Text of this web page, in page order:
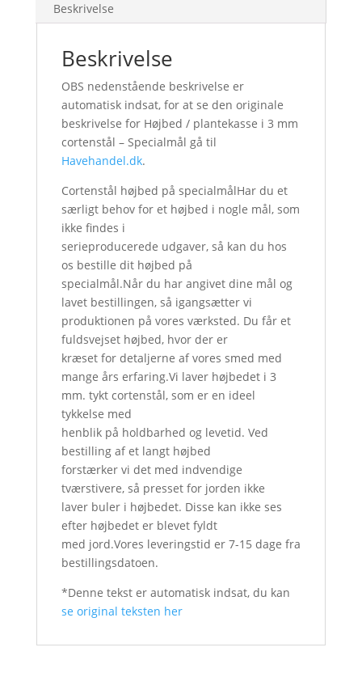
Beskrivelse
Beskrivelse
OBS nedenstående beskrivelse er
automatisk indsat, for at se den originale
beskrivelse for Højbed / plantekasse i 3 mm
cortenstål – Specialmål gå til
Havehandel.dk.
Cortenstål højbed på specialmålHar du et
særligt behov for et højbed i nogle mål, som
ikke findes i
serieproducerede udgaver, så kan du hos
os bestille dit højbed på
specialmål.Når du har angivet dine mål og
lavet bestillingen, så igangsætter vi
produktionen på vores værksted. Du får et
fuldsvejset højbed, hvor der er
kræset for detaljerne af vores smed med
mange års erfaring.Vi laver højbedet i 3
mm. tykt cortenstål, som er en ideel
tykkelse med
henblik på holdbarhed og levetid. Ved
bestilling af et langt højbed
forstærker vi det med indvendige
tværstivere, så presset for jorden ikke
laver buler i højbedet. Disse kan ikke ses
efter højbedet er blevet fyldt
med jord.Vores leveringstid er 7-15 dage fra
bestillingsdatoen.
*Denne tekst er automatisk indsat, du kan
se original teksten her